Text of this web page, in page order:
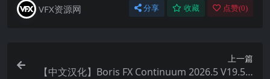
VFX资源网 分享 收藏 点赞(0)
上一篇
【中文汉化】Boris FX Continuum 2026.5 V19.5.0